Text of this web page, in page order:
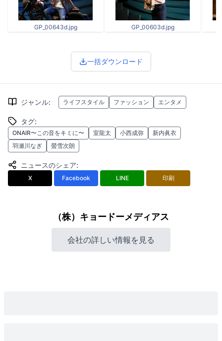
GP_00643d.jpg GP_00603d.jpg
一括ダウンロード
ジャンル: ライフスタイル ファッション エンタメ
タグ:
ONAIR〜この音をキミに〜 室龍太 小西成弥
新内眞衣
羽瀬川なぎ
螢雪次朗
ニュースのシェア:
X Facebook LINE 印刷
（株）キョードーメディアス
会社の詳しい情報を見る